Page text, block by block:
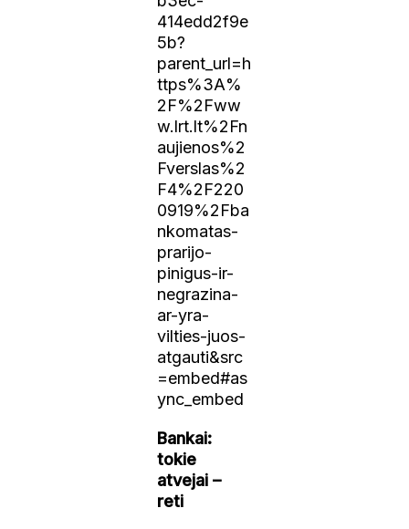
414edd2f9e
5b?
parent_url=h
ttps%3A%
2F%2Fww
w.lrt.lt%2Fn
aujienos%2
Fverslas%2
F4%2F220
0919%2Fba
nkomatas-
prarijo-
pinigus-ir-
negrazina-
ar-yra-
vilties-juos-
atgauti&src
=embed#as
ync_embed
Bankai:
tokie
atvejai –
reti